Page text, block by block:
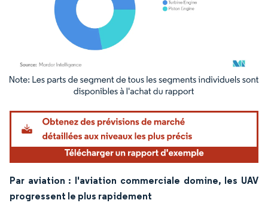
Image © Mordor Intelligence. La réutilisation nécessite une attribution sous CC BY
Par aviation : l'aviation commerciale domine, les UAV
progressent le plus rapidement